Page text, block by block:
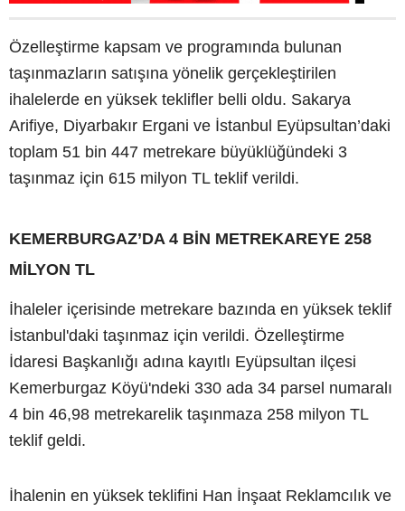
Özelleştirme kapsam ve programında bulunan
taşınmazların satışına yönelik gerçekleştirilen
ihalelerde en yüksek teklifler belli oldu. Sakarya
Arifiye, Diyarbakır Ergani ve İstanbul Eyüpsultan’daki
toplam 51 bin 447 metrekare büyüklüğündeki 3
taşınmaz için 615 milyon TL teklif verildi.
KEMERBURGAZ’DA 4 BİN METREKAREYE 258
MİLYON TL
İhaleler içerisinde metrekare bazında en yüksek teklif
İstanbul'daki taşınmaz için verildi. Özelleştirme
İdaresi Başkanlığı adına kayıtlı Eyüpsultan ilçesi
Kemerburgaz Köyü'ndeki 330 ada 34 parsel numaralı
4 bin 46,98 metrekarelik taşınmaza 258 milyon TL
teklif geldi.
İhalenin en yüksek teklifini Han İnşaat Reklamcılık ve